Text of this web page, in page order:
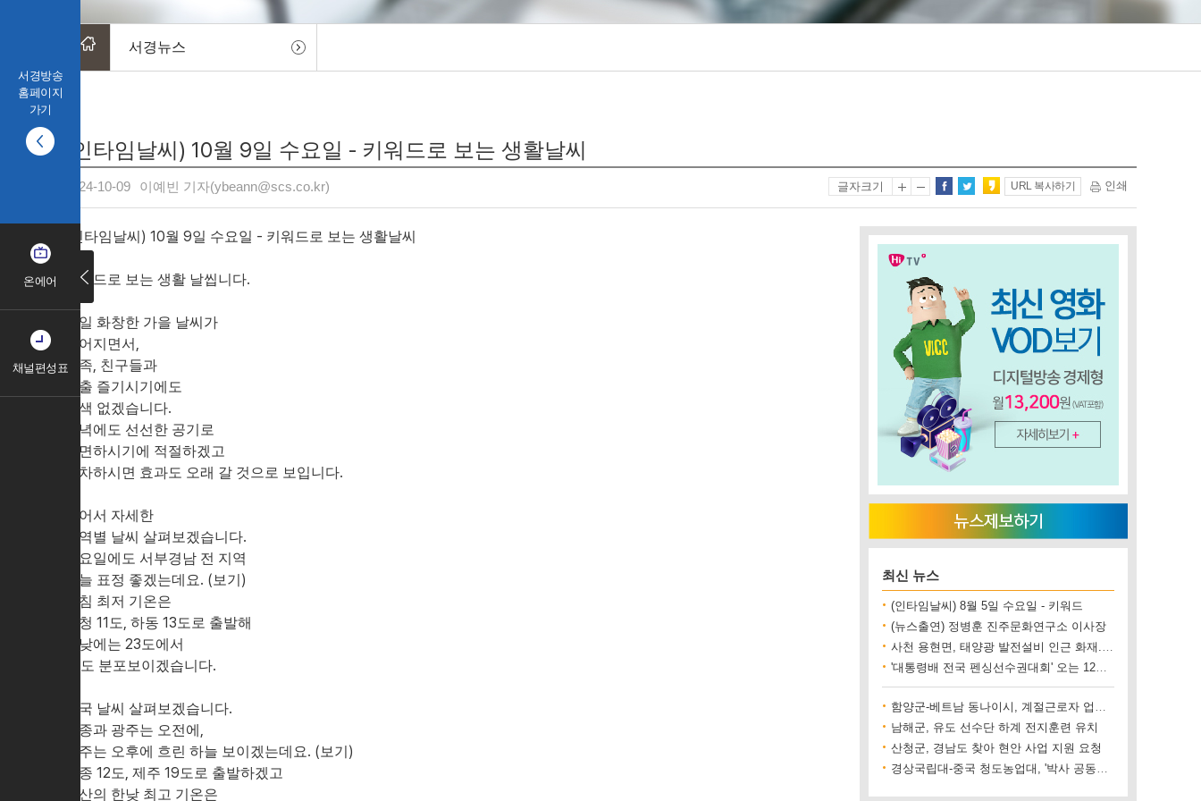
서경방송
홈페이지
가기
온에어
채널편성표
서경뉴스
(인타임날씨) 10월 9일 수요일 - 키워드로 보는 생활날씨
2024-10-09 이예빈 기자(ybeann@scs.co.kr) 글자크기 URL 복사하기 인쇄
(인타임날씨) 10월 9일 수요일 - 키워드로 보는 생활날씨
키워드로 보는 생활 날씹니다.
연일 화창한 가을 날씨가
이어지면서,
가족, 친구들과
외출 즐기시기에도
손색 없겠습니다.
저녁에도 선선한 공기로
수면하시기에 적절하겠고
세차하시면 효과도 오래 갈 것으로 보입니다.
이어서 자세한
지역별 날씨 살펴보겠습니다.
목요일에도 서부경남 전 지역
하늘 표정 좋겠는데요. (보기)
아침 최저 기온은
산청 11도, 하동 13도로 출발해
한낮에는 23도에서
25도 분포보이겠습니다.
전국 날씨 살펴보겠습니다.
세종과 광주는 오전에,
제주는 오후에 흐린 하늘 보이겠는데요. (보기)
세종 12도, 제주 19도로 출발하겠고
부산의 한낮 최고 기온은
최신 뉴스
(인타임날씨) 8월 5일 수요일 - 키워드
(뉴스출연) 정병훈 진주문화연구소 이사장
사천 용현면, 태양광 발전설비 인근 화재..재산 피해 500만 원 상당
'대통령배 전국 펜싱선수권대회' 오는 12일 진주에서 개최
함양군-베트남 동나이시, 계절근로자 업무협약 체결
남해군, 유도 선수단 하계 전지훈련 유치
산청군, 경남도 찾아 현안 사업 지원 요청
경상국립대-중국 청도농업대, '박사 공동양성' 업무협약 체결